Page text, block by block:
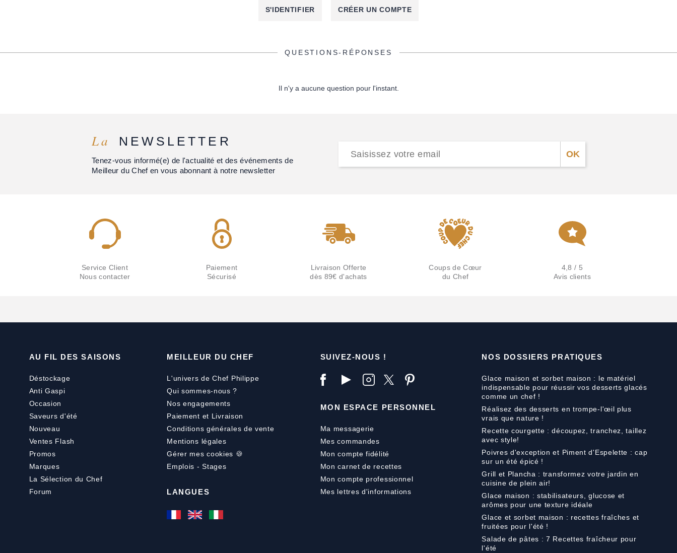
S'IDENTIFIER CRÉER UN COMPTE
QUESTIONS-RÉPONSES
Il n'y a aucune question pour l'instant.
La NEWSLETTER
Tenez-vous informé(e) de l'actualité et des événements de
Meilleur du Chef en vous abonnant à notre newsletter
Service Client
Nous contacter
Paiement
Sécurisé
Livraison Offerte
dès 89€ d'achats
Coups de Cœur
du Chef
4,8 / 5
Avis clients
AU FIL DES SAISONS
Déstockage
Anti Gaspi
Occasion
Saveurs d'été
Nouveau
Ventes Flash
Promos
Marques
La Sélection du Chef
Forum
MEILLEUR DU CHEF
L'univers de Chef Philippe
Qui sommes-nous ?
Nos engagements
Paiement et Livraison
Conditions générales de vente
Mentions légales
Gérer mes cookies 🍪
Emplois - Stages
LANGUES
SUIVEZ-NOUS !
MON ESPACE PERSONNEL
Ma messagerie
Mes commandes
Mon compte fidélité
Mon carnet de recettes
Mon compte professionnel
Mes lettres d'informations
NOS DOSSIERS PRATIQUES
Glace maison et sorbet maison : le matériel
indispensable pour réussir vos desserts glacés
comme un chef !
Réalisez des desserts en trompe-l'œil plus
vrais que nature !
Recette courgette : découpez, tranchez, taillez
avec style!
Poivres d'exception et Piment d'Espelette : cap
sur un été épicé !
Grill et Plancha : transformez votre jardin en
cuisine de plein air!
Glace maison : stabilisateurs, glucose et
arômes pour une texture idéale
Glace et sorbet maison : recettes fraîches et
fruitées pour l'été !
Salade de pâtes : 7 Recettes fraîcheur pour
l'été